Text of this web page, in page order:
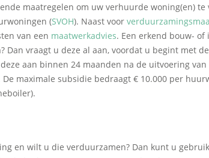
maatregelen om uw verhuurde woning(en)
(SVOH). Naast voor
van een maatwerkadvies. Een erkend bouw-
Dan vraagt u deze al aan, voordat u begint met
aan binnen 24 maanden na de uitvoering
maximale subsidie bedraagt € 10.000 per
en wilt u die verduurzamen? Dan kunt u